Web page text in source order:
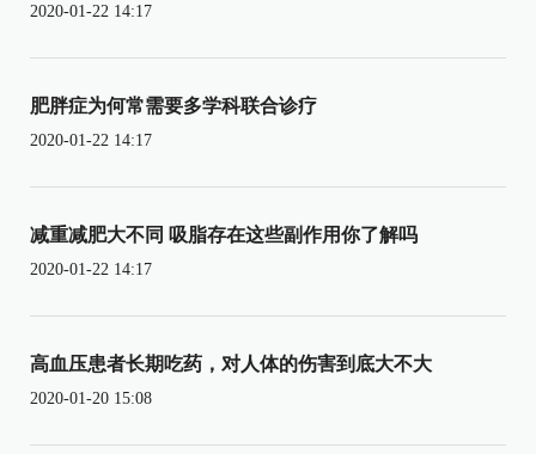
2020-01-22 14:17
肥胖症为何常需要多学科联合诊疗
2020-01-22 14:17
减重减肥大不同 吸脂存在这些副作用你了解吗
2020-01-22 14:17
高血压患者长期吃药，对人体的伤害到底大不大
2020-01-20 15:08